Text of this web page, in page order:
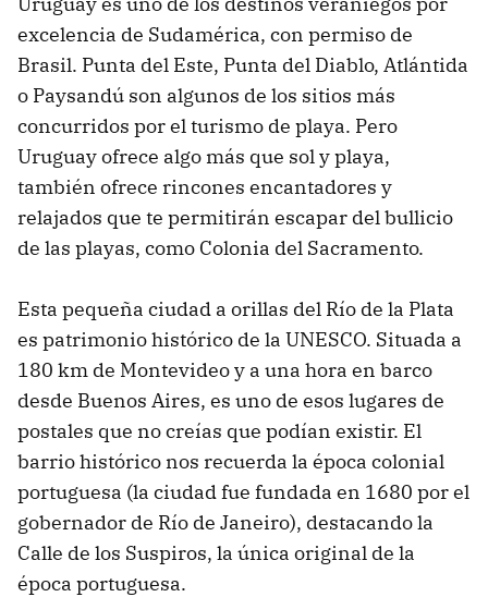
excelencia de Sudamérica, con permiso de
Brasil. Punta del Este, Punta del Diablo, Atlántida
o Paysandú son algunos de los sitios más
concurridos por el turismo de playa. Pero
Uruguay ofrece algo más que sol y playa,
también ofrece rincones encantadores y
relajados que te permitirán escapar del bullicio
de las playas, como Colonia del Sacramento.
Esta pequeña ciudad a orillas del Río de la Plata
es patrimonio histórico de la UNESCO. Situada a
180 km de Montevideo y a una hora en barco
desde Buenos Aires, es uno de esos lugares de
postales que no creías que podían existir. El
barrio histórico nos recuerda la época colonial
portuguesa (la ciudad fue fundada en 1680 por el
gobernador de Río de Janeiro), destacando la
Calle de los Suspiros, la única original de la
época portuguesa.